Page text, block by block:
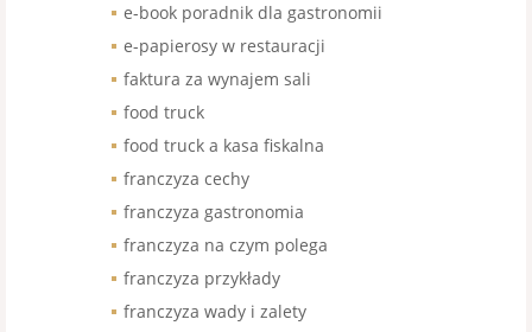
e-book poradnik dla gastronomii
e-papierosy w restauracji
faktura za wynajem sali
food truck
food truck a kasa fiskalna
franczyza cechy
franczyza gastronomia
franczyza na czym polega
franczyza przykłady
franczyza wady i zalety